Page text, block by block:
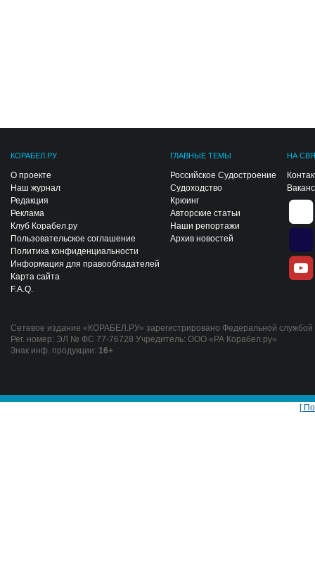
КОРАБЕЛ.РУ
О проекте
Наш журнал
Редакция
Реклама
Клуб Корабел.ру
Пользовательское соглашение
Политика конфиденциальности
Информация для правообладателей
Карта сайта
F.A.Q.
ГЛАВНЫЕ ТЕМЫ
Российское Судостроение
Судоходство
Крюинг
Авторские статьи
Наши репортажи
Архив новостей
НА
Сетевое издание «КОРАБЕЛ.РУ» зарегистрировано Федеральной
Рег. номер: ЭЛ № ФС 77-76728 Учредитель: ООО «РА Корабел.ру»
Знак инф. продукции: 16+
[